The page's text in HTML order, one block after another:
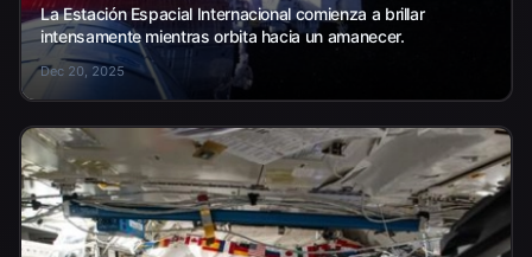
La Estación Espacial Internacional comienza a brillar
intensamente mientras orbita hacia un amanecer.
Dec 20, 2025